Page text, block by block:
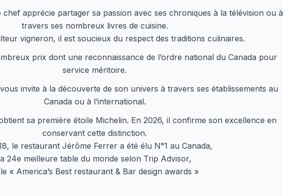
apprécie partager sa passion avec ses chroniques à la télévision ou à
travers ses nombreux livres de cuisine.
vigneron, il est soucieux du respect des traditions culinaires.
prix dont une reconnaissance de l’ordre national du Canada pour
service méritoire.
invite à la découverte de son univers à travers ses établissements au
Canada ou à l’international.
sa première étoile Michelin. En 2026, il confirme son excellence en
conservant cette distinction.
le restaurant Jérôme Ferrer a été élu N°1 au Canada,
24e meilleure table du monde selon Trip Advisor,
« America’s Best restaurant & Bar design awards »